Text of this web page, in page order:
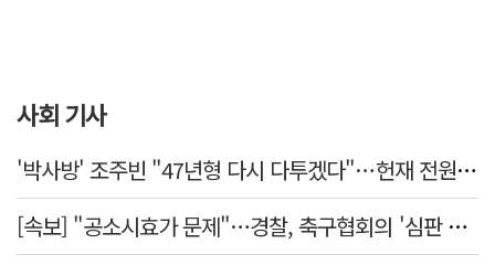
사회 기사
'박사방' 조주빈 "47년형 다시 다투겠다"…헌재 전원일치 기각
[속보] "공소시효가 문제"…경찰, 축구협회의 '심판 성접대' 수사 여부 검토한다